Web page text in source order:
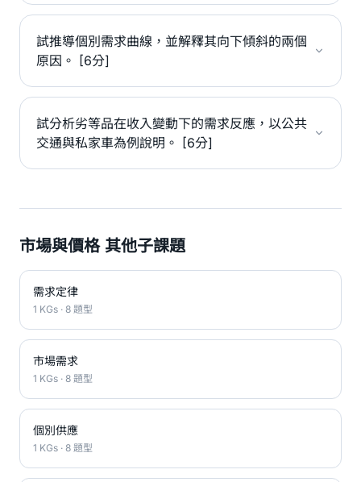
試推導個別需求曲線，並解釋其向下傾斜的兩個
原因。 [6分]
試分析劣等品在收入變動下的需求反應，以公共
交通與私家車為例說明。 [6分]
市場與價格 其他子課題
需求定律
1 KGs · 8 題型
市場需求
1 KGs · 8 題型
個別供應
1 KGs · 8 題型